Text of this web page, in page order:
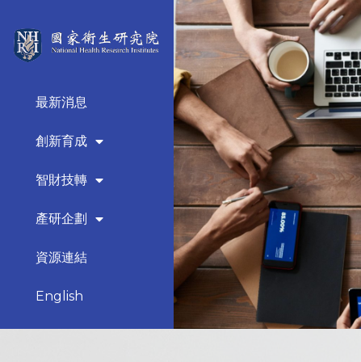
最新消息
創新育成
智財技轉
產研企劃
資源連結
English